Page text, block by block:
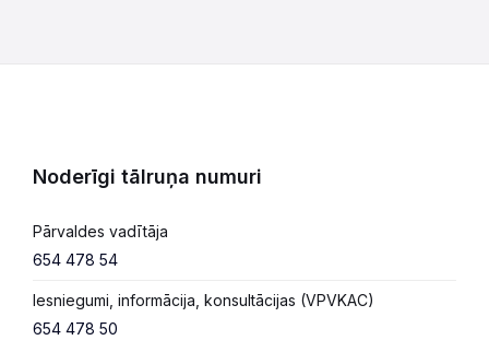
Noderīgi tālruņa numuri
Pārvaldes vadītāja
654 478 54
Iesniegumi, informācija, konsultācijas (VPVKAC)
654 478 50